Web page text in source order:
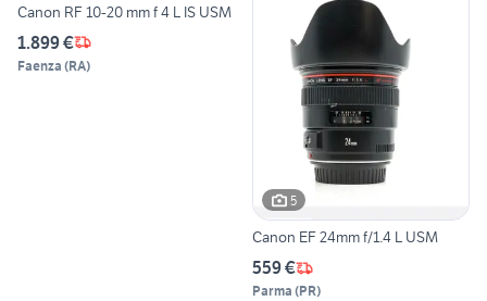
Canon RF 10-20 mm f 4 L IS USM
1.899 €
Faenza (RA)
5
Canon EF 24mm f/1.4 L USM
559 €
Parma (PR)